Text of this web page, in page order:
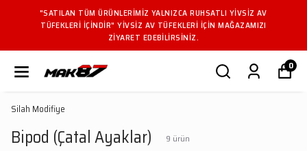
YIVSIZ AV
MAĞAZAMIZI
"SATILAN TÜM ÜRÜNLERIMIZ YALNIZCA
TÜFEKLERI IÇINDIR" YIVSIZ AV TÜFEKLERI
0
Silah Modifiye
Bipod (Çatal Ayaklar) 9 ürün